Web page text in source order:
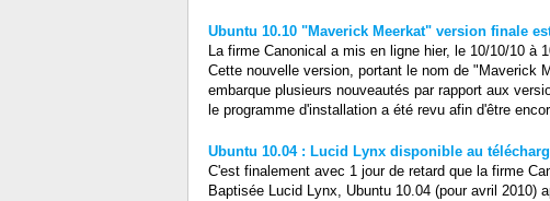
Ubuntu 10.10 "Maverick Meerkat" version finale
La firme Canonical a mis en ligne hier, le 10/10/10 à
Cette nouvelle version, portant le nom de "Maverick
embarque plusieurs nouveautés par rapport aux
le programme d'installation a été revu afin d'être
Ubuntu 10.04 : Lucid Lynx disponible au
C'est finalement avec 1 jour de retard que la firme
Baptisée Lucid Lynx, Ubuntu 10.04 (pour avril 2010)